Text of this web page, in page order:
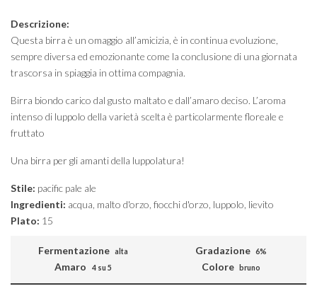
Descrizione:
Questa birra è un omaggio all’amicizia, è in continua evoluzione,
sempre diversa ed emozionante come la conclusione di una giornata
trascorsa in spiaggia in ottima compagnia.
Birra biondo carico dal gusto maltato e dall’amaro deciso. L’aroma
intenso di luppolo della varietà scelta è particolarmente floreale e
fruttato
Una birra per gli amanti della luppolatura!
Stile: pacific pale ale
Ingredienti: acqua, malto d'orzo, fiocchi d'orzo, luppolo, lievito
Plato: 15
Fermentazione alta Gradazione 6%
Amaro 4 su 5 Colore bruno